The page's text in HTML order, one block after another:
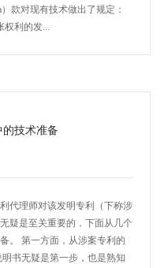
款对现有技术做出了规定：
权利的发...
技术准备
代理师对该发明专利（下称涉
疑是至关重要的，下面从几个
。 第一方面，从涉案专利的
书无疑是第一步，也是熟知